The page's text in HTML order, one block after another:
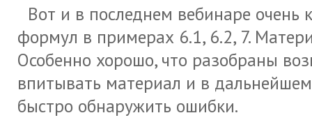
Вот и в последнем вебинаре
формул в примерах 6.1, 6.2, 7.
Особенно хорошо, что разобраны
впитывать материал и в
быстро обнаружить ошибки.